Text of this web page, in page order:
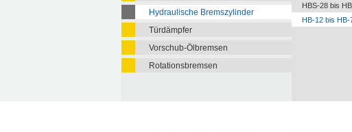
Hydraulische Bremszylinder
Türdämpfer
Vorschub-Ölbremsen
Rotationsbremsen
HBS-28 bis
HB-12 bis HB-